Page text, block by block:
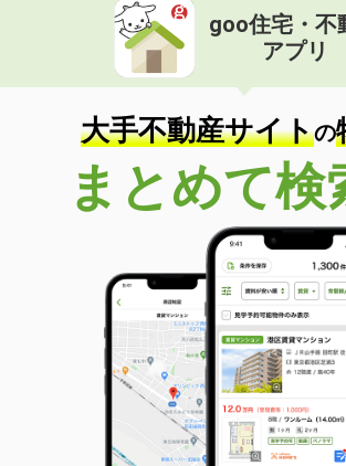
goo住宅・不
アプリ
大手不動産サイトの
まとめて検